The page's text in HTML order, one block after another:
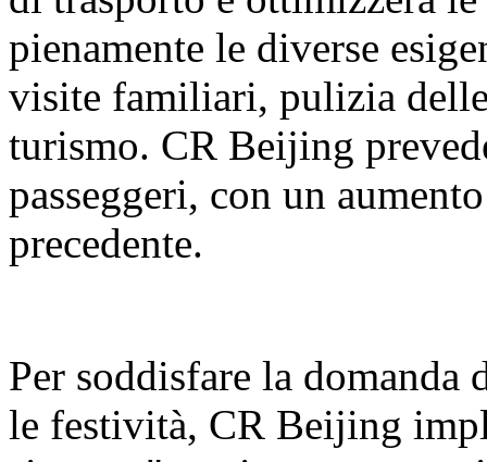
pienamente le diverse
visite familiari, pulizia
turismo. CR Beijing
passeggeri, con un
precedente.
Per soddisfare la domanda
le festività, CR Beijing